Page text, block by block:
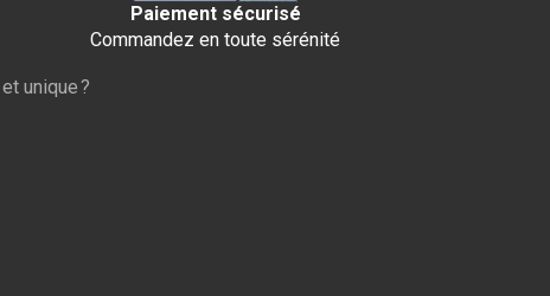
Paiement sécurisé
Commandez en toute sérénité
et unique ?